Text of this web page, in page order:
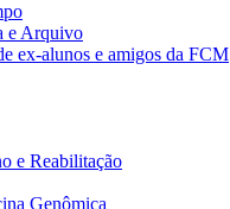
e Arquivo
ex-alunos e amigos da FCM
e Reabilitação
Genômica